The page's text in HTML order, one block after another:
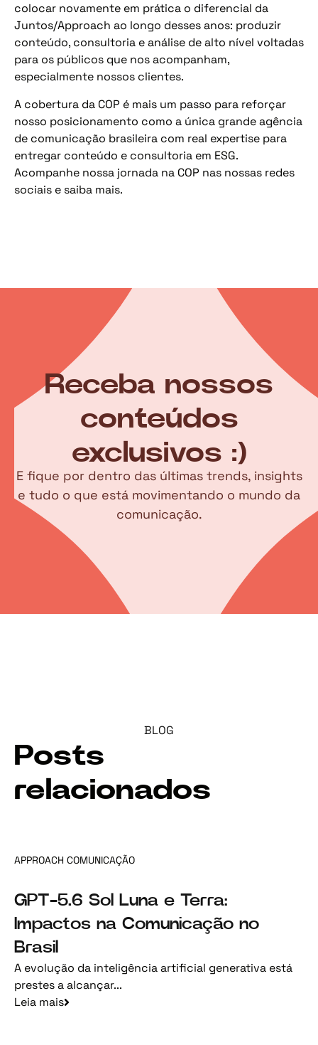
colocar novamente em prática o diferencial da
Juntos/Approach ao longo desses anos: produzir
conteúdo, consultoria e análise de alto nível voltadas
para os públicos que nos acompanham,
especialmente nossos clientes.
A cobertura da COP é mais um passo para reforçar
nosso posicionamento como a única grande agência
de comunicação brasileira com real expertise para
entregar conteúdo e consultoria em ESG.
Acompanhe nossa jornada na COP nas nossas redes
sociais e saiba mais.
Receba nossos
conteúdos
exclusivos :)
E fique por dentro das últimas trends, insights
e tudo o que está movimentando o mundo da
comunicação.
BLOG
Posts
relacionados
APPROACH COMUNICAÇÃO
GPT-5.6 Sol Luna e Terra:
Impactos na Comunicação no
Brasil
A evolução da inteligência artificial generativa está
prestes a alcançar...
Leia mais